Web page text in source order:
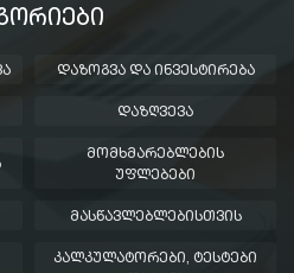
ᲓᲐᲖᲝᲒᲕᲐ ᲓᲐ ᲘᲜᲕᲔᲡᲢᲘᲠᲔᲑᲐ
ᲓᲐᲖᲦᲕᲔᲕᲐ
ᲛᲝᲛᲮᲛᲐᲠᲔᲑᲚᲔᲑᲘᲡ
ᲣᲤᲚᲔᲑᲔᲑᲘ
ᲛᲐᲡᲬᲐᲕᲚᲔᲑᲚᲔᲑᲘᲡᲗᲕᲘᲡ
ᲙᲐᲚᲙᲣᲚᲐᲢᲝᲠᲔᲑᲘ, ᲢᲔᲡᲢᲔᲑᲘ